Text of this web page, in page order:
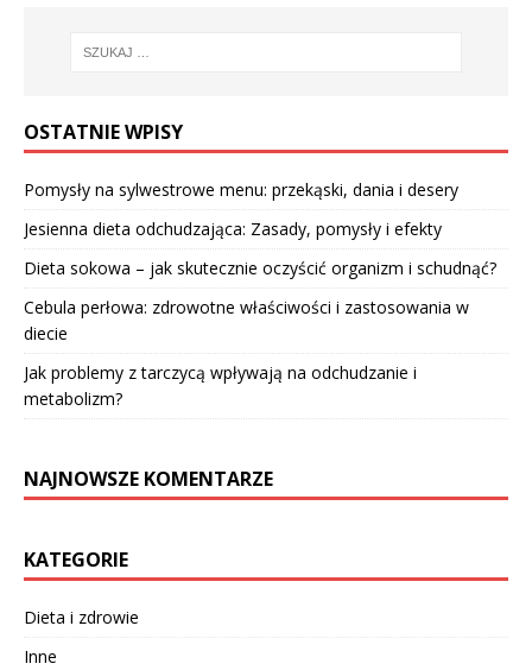
OSTATNIE WPISY
Pomysły na sylwestrowe menu: przekąski, dania i desery
Jesienna dieta odchudzająca: Zasady, pomysły i efekty
Dieta sokowa – jak skutecznie oczyścić organizm i schudnąć?
Cebula perłowa: zdrowotne właściwości i zastosowania w
diecie
Jak problemy z tarczycą wpływają na odchudzanie i
metabolizm?
NAJNOWSZE KOMENTARZE
KATEGORIE
Dieta i zdrowie
Inne